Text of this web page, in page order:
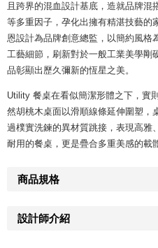
且跨界的混血設計基底，造就品牌
等多重因子，孕化出擁有精湛技藝的
恩設計為品牌創意總監，以簡約風格
工藝細節，刷新對於一般工業美學剛
品彰顯出歷久彌新的恆星之美。
Utility 餐桌在看似簡潔形體之下，實
然胡桃木桌面以滑順線條延伸圍塑，
過樸實洗鍊的異材質跳接，表現高雅
耐用的餐桌，更是疊合多重美感的載
商品規格
設計師介紹